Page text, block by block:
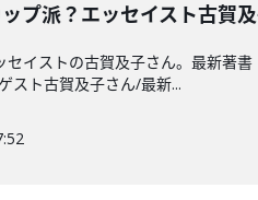
プ派？エッセイスト古賀
セイストの古賀及子さん。最新著
スト古賀及子さん/最新...